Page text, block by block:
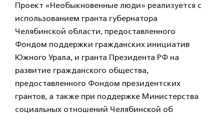
Проект «Необыкновенные люди» реализуется с
использованием гранта губернатора
Челябинской области, предоставленного
Фондом поддержки гражданских инициатив
Южного Урала, и гранта Президента РФ на
развитие гражданского общества,
предоставленного Фондом президентских
грантов, а также при поддержке Министерства
социальных отношений Челябинской об